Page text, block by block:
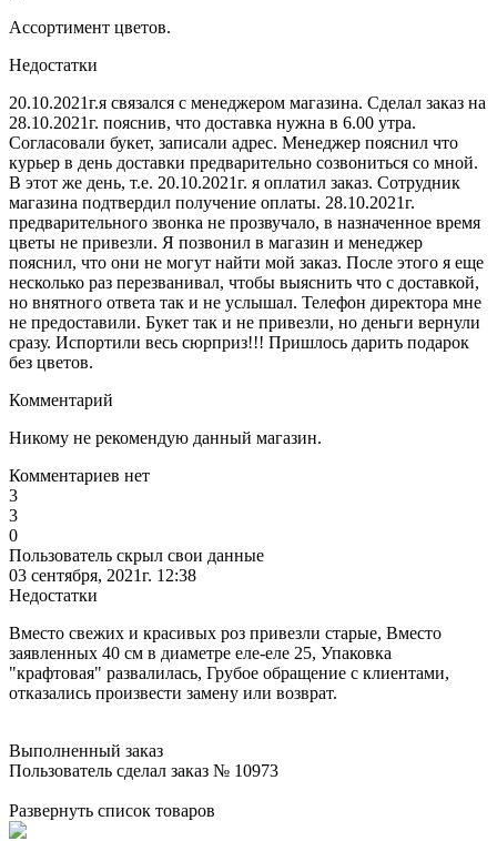
Ассортимент цветов.
Недостатки
20.10.2021г.я связался с менеджером магазина. Сделал заказ на
28.10.2021г. пояснив, что доставка нужна в 6.00 утра.
Согласовали букет, записали адрес. Менеджер пояснил что
курьер в день доставки предварительно созвониться со мной.
В этот же день, т.е. 20.10.2021г. я оплатил заказ. Сотрудник
магазина подтвердил получение оплаты. 28.10.2021г.
предварительного звонка не прозвучало, в назначенное время
цветы не привезли. Я позвонил в магазин и менеджер
пояснил, что они не могут найти мой заказ. После этого я еще
несколько раз перезванивал, чтобы выяснить что с доставкой,
но внятного ответа так и не услышал. Телефон директора мне
не предоставили. Букет так и не привезли, но деньги вернули
сразу. Испортили весь сюрприз!!! Пришлось дарить подарок
без цветов.
Комментарий
Никому не рекомендую данный магазин.
Комментариев нет
3
3
0
Пользователь скрыл свои данные
03 сентября, 2021г. 12:38
Недостатки
Вместо свежих и красивых роз привезли старые, Вместо
заявленных 40 см в диаметре еле-еле 25, Упаковка
"крафтовая" развалилась, Грубое обращение с клиентами,
отказались произвести замену или возврат.
Выполненный заказ
Пользователь сделал заказ № 10973
Развернуть список товаров